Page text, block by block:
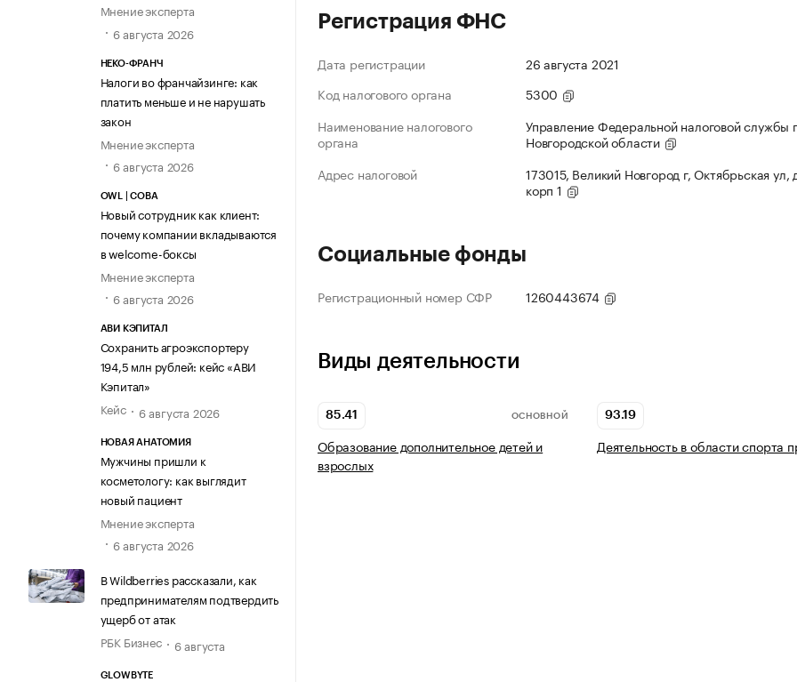
Мнение эксперта
6 августа 2026
НЕКО-ФРАНЧ
Налоги во франчайзинге: как
платить меньше и не нарушать
закон
Мнение эксперта
6 августа 2026
OWL | СОВА
Новый сотрудник как клиент:
почему компании вкладываются
в welcome-боксы
Мнение эксперта
6 августа 2026
АВИ КЭПИТАЛ
Сохранить агроэкспортеру
194,5 млн рублей: кейс «АВИ
Кэпитал»
Кейс
6 августа 2026
НОВАЯ АНАТОМИЯ
Мужчины пришли к
косметологу: как выглядит
новый пациент
Мнение эксперта
6 августа 2026
В Wildberries рассказали, как
предпринимателям подтвердить
ущерб от атак
РБК Бизнес
6 августа
GLOWBYTE
Регистрация ФНС
Дата регистрации
26 августа 2021
Код налогового органа
5300
Наименование налогового
органа
Управление Федеральной налоговой службы
Новгородской области
Адрес налоговой
173015, Великий Новгород г, Октябрьская ул,
корп 1
Социальные фонды
Регистрационный номер СФР 1260443674
Виды деятельности
85.41 ОСНОВНОЙ
Образование дополнительное детей и
взрослых
93.19
Деятельность в области спорта